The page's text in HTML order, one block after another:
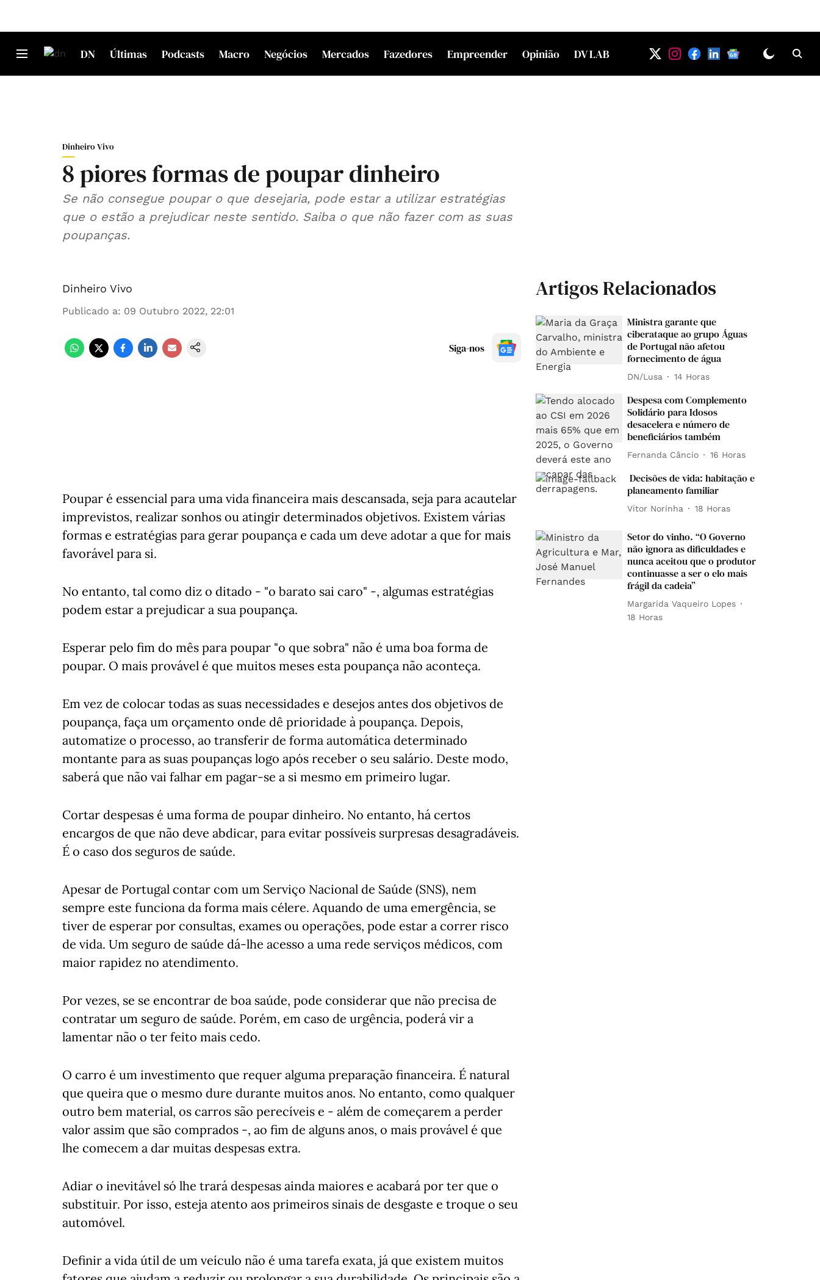
DN Últimas Podcasts Macro Negócios Mercados Fazedores Empreender Opinião DV LAB
Dinheiro Vivo
8 piores formas de poupar dinheiro
Se não consegue poupar o que desejaria, pode estar a utilizar estratégias
que o estão a prejudicar neste sentido. Saiba o que não fazer com as suas
poupanças.
Dinheiro Vivo
Publicado a: 09 Outubro 2022, 22:01
Siga-nos
Poupar é essencial para uma vida financeira mais descansada, seja para acautelar
imprevistos, realizar sonhos ou atingir determinados objetivos. Existem várias
formas e estratégias para gerar poupança e cada um deve adotar a que for mais
favorável para si.
No entanto, tal como diz o ditado - "o barato sai caro" -, algumas estratégias
podem estar a prejudicar a sua poupança.
Esperar pelo fim do mês para poupar "o que sobra" não é uma boa forma de
poupar. O mais provável é que muitos meses esta poupança não aconteça.
Em vez de colocar todas as suas necessidades e desejos antes dos objetivos de
poupança, faça um orçamento onde dê prioridade à poupança. Depois,
automatize o processo, ao transferir de forma automática determinado
montante para as suas poupanças logo após receber o seu salário. Deste modo,
saberá que não vai falhar em pagar-se a si mesmo em primeiro lugar.
Cortar despesas é uma forma de poupar dinheiro. No entanto, há certos
encargos de que não deve abdicar, para evitar possíveis surpresas desagradáveis.
É o caso dos seguros de saúde.
Apesar de Portugal contar com um Serviço Nacional de Saúde (SNS), nem
sempre este funciona da forma mais célere. Aquando de uma emergência, se
tiver de esperar por consultas, exames ou operações, pode estar a correr risco
de vida. Um seguro de saúde dá-lhe acesso a uma rede serviços médicos, com
maior rapidez no atendimento.
Por vezes, se se encontrar de boa saúde, pode considerar que não precisa de
contratar um seguro de saúde. Porém, em caso de urgência, poderá vir a
lamentar não o ter feito mais cedo.
O carro é um investimento que requer alguma preparação financeira. É natural
que queira que o mesmo dure durante muitos anos. No entanto, como qualquer
outro bem material, os carros são perecíveis e - além de começarem a perder
valor assim que são comprados -, ao fim de alguns anos, o mais provável é que
lhe comecem a dar muitas despesas extra.
Adiar o inevitável só lhe trará despesas ainda maiores e acabará por ter que o
substituir. Por isso, esteja atento aos primeiros sinais de desgaste e troque o seu
automóvel.
Definir a vida útil de um veículo não é uma tarefa exata, já que existem muitos
Artigos Relacionados
Ministra garante que
ciberataque ao grupo Águas
de Portugal não afetou
fornecimento de água
DN/Lusa 14 Horas
Despesa com Complemento
Solidário para Idosos
desacelera e número de
beneficiários também
Fernanda Câncio 16 Horas
Decisões de vida: habitação e
planeamento familiar
Vítor Norinha 18 Horas
Setor do vinho. “O Governo
não ignora as dificuldades e
nunca aceitou que o produtor
continuasse a ser o elo mais
frágil da cadeia”
Margarida Vaqueiro Lopes
18 Horas